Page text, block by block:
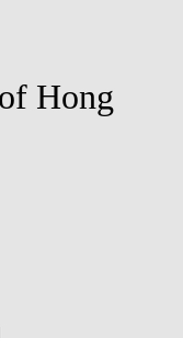
Hong